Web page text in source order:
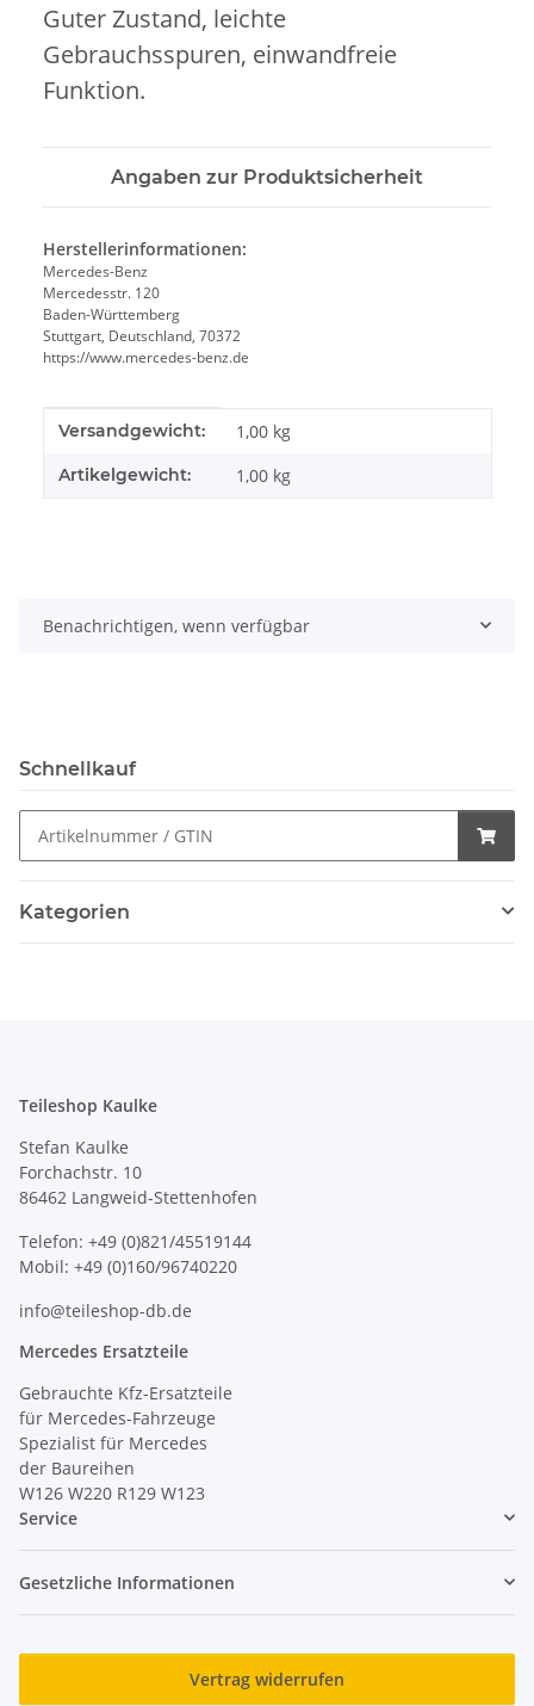
Guter Zustand, leichte
Gebrauchsspuren, einwandfreie
Funktion.
Angaben zur Produktsicherheit
Herstellerinformationen:
Mercedes-Benz
Mercedesstr. 120
Baden-Württemberg
Stuttgart, Deutschland, 70372
https://www.mercedes-benz.de
Produkteigenschaft
Wert
Versandgewicht: 1,00 kg
Artikelgewicht: 1,00 kg
Benachrichtigen, wenn verfügbar
Schnellkauf
Kategorien
Teileshop Kaulke
Stefan Kaulke
Forchachstr. 10
86462 Langweid-Stettenhofen
Telefon: +49 (0)821/45519144
Mobil: +49 (0)160/96740220
info@teileshop-db.de
Mercedes Ersatzteile
Gebrauchte Kfz-Ersatzteile
für Mercedes-Fahrzeuge
Spezialist für Mercedes
der Baureihen
W126 W220 R129 W123
Service
Gesetzliche Informationen
Vertrag widerrufen